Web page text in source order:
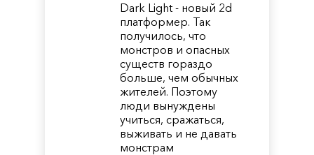
Dark Light - новый 2d
платформер. Так
получилось, что
монстров и опасных
существ гораздо
больше, чем обычных
жителей. Поэтому
люди вынуждены
учиться, сражаться,
выживать и не давать
монстрам